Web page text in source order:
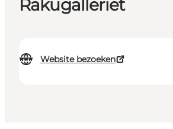
Rakugalleriet
Website bezoeken